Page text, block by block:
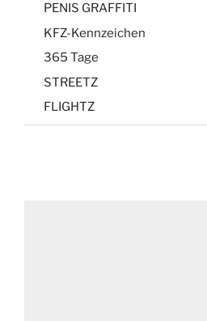
PENIS GRAFFITI
KFZ-Kennzeichen
365 Tage
STREETZ
FLIGHTZ